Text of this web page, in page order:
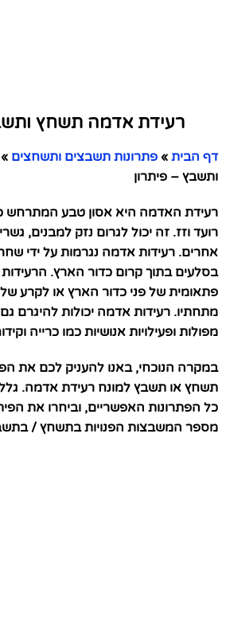
רעידת אדמה תשחץ
דף הבית » פתרונות תשבצים ותשחצים »
ותשבץ – פיתרון
רעידת האדמה היא אסון טבע המתרחש
רועד וזז. זה יכול לגרום נזק למבנים,
אחרים. רעידות אדמה נגרמות על ידי
בסלעים בתוך קרום כדור הארץ. הרעידות
פתאומית של פני כדור הארץ או לקרע
מתחתיו. רעידות אדמה יכולות להיגרם
מפולות ופעילויות אנושיות כמו כרייה
במקרה הנוכחי, באנו להעניק לכם את
תשחץ או תשבץ למונח רעידת אדמה.
כל הפתרונות האפשריים, וביחרו את
מספר המשבצות הפנויות בתשחץ /